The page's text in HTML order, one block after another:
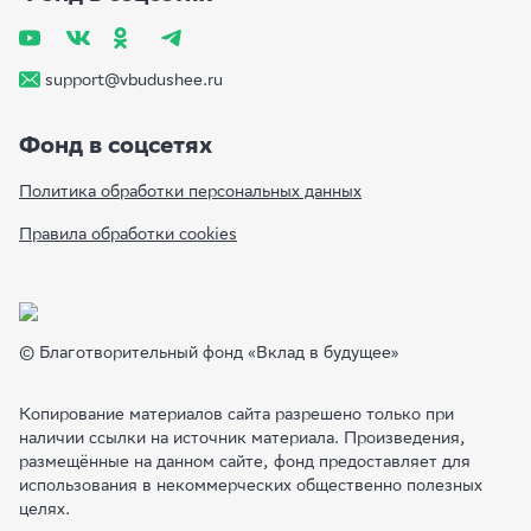
2. Упражнение «Дыхание на счет».
Упражнение знакомит подростков с инструментом для снижения
стресса.
выдохнуть и снова сделать паузу на 4 секунды перед следующим
быстрым глубоким вдохом. Повторить этот цикл нужно несколько раз.
После упражнения обсудите следующие вопросы.
дыханием?
support@vbudushee.ru
Фонд в соцсетях
Политика обработки персональных данных
Правила обработки cookies
© Благотворительный фонд «Вклад в будущее»
Копирование материалов сайта разрешено только при
наличии ссылки на источник материала. Произведения,
размещённые на данном сайте, фонд предоставляет для
использования в некоммерческих общественно полезных
целях.